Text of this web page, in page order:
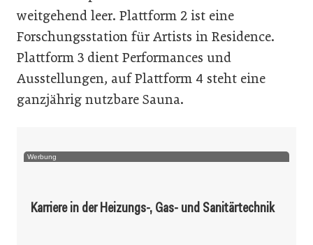
weitgehend leer. Plattform 2 ist eine
Forschungsstation für Artists in Residence.
Plattform 3 dient Performances und
Ausstellungen, auf Plattform 4 steht eine
ganzjährig nutzbare Sauna.
Werbung
Karriere in der Heizungs-, Gas- und Sanitärtechnik